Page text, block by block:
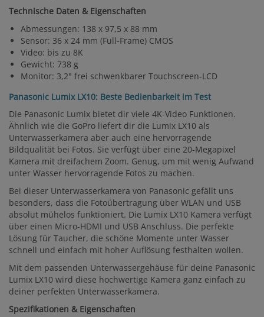
Technische Daten & Eigenschaften
Abmessungen: 138 x 97,5 x 88 mm
Sensor: 36 x 24 mm (Full-Frame) CMOS
Video: bis zu 8K
Gewicht: 738 g
Monitor: 3,2" frei schwenkbarer Touchscreen-LCD
Panasonic Lumix LX10: Beste Bedienbarkeit im Test
Die Panasonic Lumix bietet dir viele 4K-Video Funktionen.
Ähnlich wie die GoPro liefert dir die Lumix LX10 als
Unterwasserkamera aber auch eine hervorragende
Bildqualität bei Fotos. Sie verfügt über eine 20-Megapixel
Kamera mit dreifachem Zoom. Genug, um mit wenig Aufwand
unter Wasser hervorragende Fotos zu machen.
Bei dieser Unterwasserkamera von Panasonic gefällt uns
besonders, dass die Fotoübertragung über WLAN und USB
absolut mühelos funktioniert. Die Lumix LX10 Kamera verfügt
über einen Micro-HDMI und USB Anschluss. Die perfekte
Lösung für Taucher, die schöne Momente unter Wasser
schnell und einfach mit hoher Auflösung festhalten wollen.
Mit dem passenden Unterwassergehäuse für deine Panasonic
Lumix LX10 wird diese hochwertige Kamera ganz einfach zu
deiner perfekten Unterwasserkamera.
Spezifikationen & Eigenschaften